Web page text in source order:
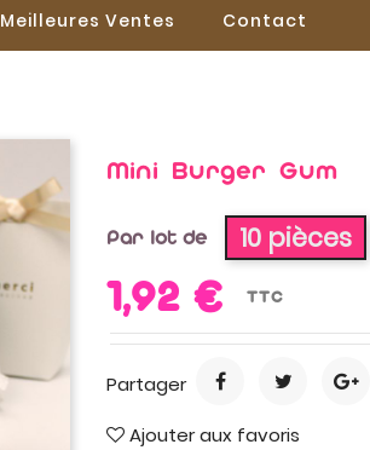
Meilleures Ventes Contact
Mini Burger Gum
Par lot de 10 pièces
1,92 € TTC
Partager
Ajouter aux favoris